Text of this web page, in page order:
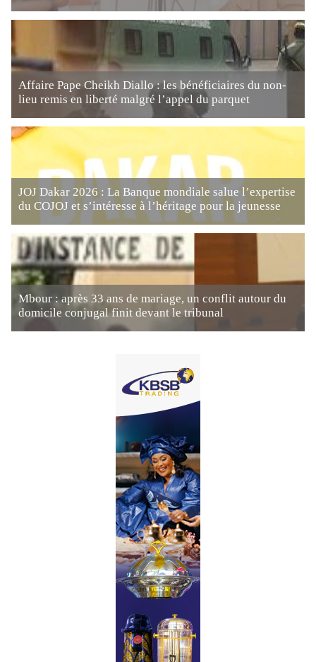
Affaire Pape Cheikh Diallo : les bénéficiaires du non-
lieu remis en liberté malgré l’appel du parquet
JOJ Dakar 2026 : La Banque mondiale salue l’expertise
du COJOJ et s’intéresse à l’héritage pour la jeunesse
Mbour : après 33 ans de mariage, un conflit autour du
domicile conjugal finit devant le tribunal